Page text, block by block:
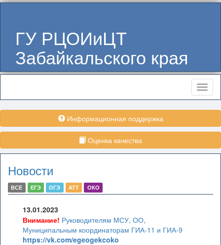
ГУ РЦОИиЦТ
Забайкальского края
Меню
Информационная поддержка
Оценка качества
Новости
ВСЕ ЕГЭ ОГЭ АТТ ОКО
13.01.2023
Внимание! Руководителям МСУ, ОО,
Муниципальным координаторам ГИА-11 и ГИА-9
https://vk.com/egeogekcoko